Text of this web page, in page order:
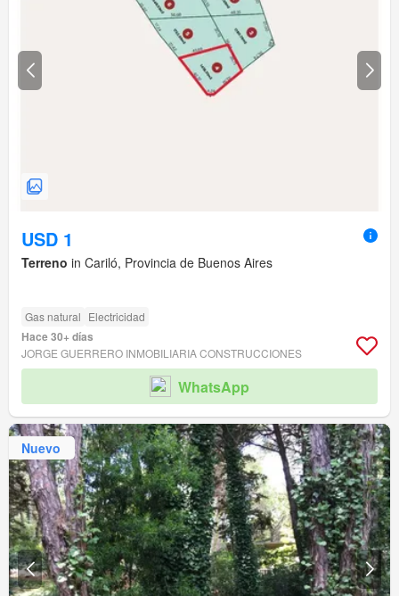
USD 1
Terreno in Cariló, Provincia de Buenos Aires
Gas natural Electricidad
Hace 30+ días
JORGE GUERRERO INMOBILIARIA CONSTRUCCIONES
WhatsApp
Nuevo